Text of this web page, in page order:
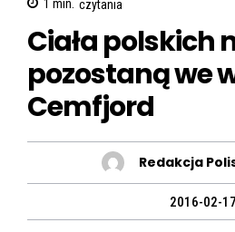
1 min. czytania
Ciała polskich
pozostaną we
Cemfjord
Redakcja
2016-02-17